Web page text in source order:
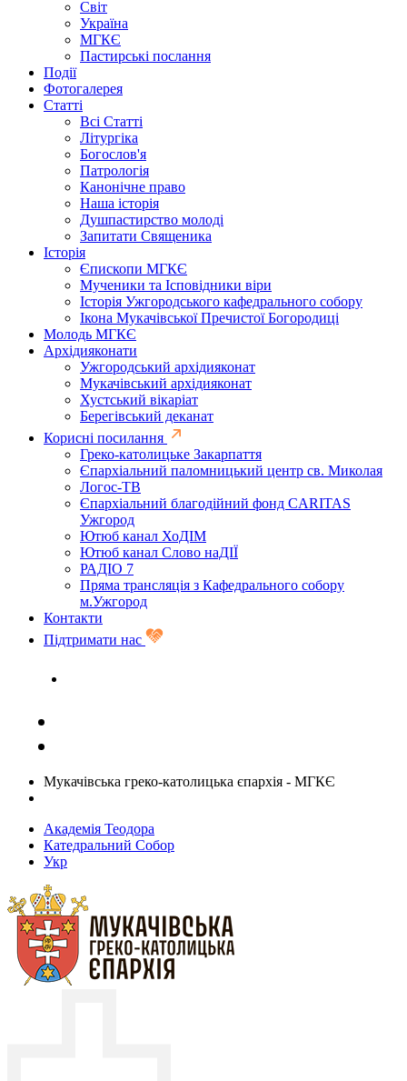
Світ
Україна
МГКЄ
Пастирські послання
Події
Фотогалерея
Статті
Всі Статті
Літургіка
Богослов'я
Патрологія
Канонічне право
Наша історія
Душпастирство молоді
Запитати Священика
Історія
Єпископи МГКЄ
Мученики та Ісповідники віри
Історія Ужгородського кафедрального собору
Ікона Мукачівської Пречистої Богородиці
Молодь МГКЄ
Архідияконати
Ужгородський архідияконат
Мукачівський архідияконат
Хустський вікаріат
Берегівський деканат
Корисні посилання
Греко-католицьке Закарпаття
Єпархіальний паломницький центр св. Миколая
Логос-ТВ
Єпархіальний благодійний фонд CARITAS
Ужгород
Ютюб канал ХоДІМ
Ютюб канал Слово наДІЇ
РАДІО 7
Пряма трансляція з Кафедрального собору
м.Ужгород
Контакти
Підтримати нас
Мукачівська греко-католицька єпархія - МГКЄ
Академія Теодора
Катедральний Собор
Укр